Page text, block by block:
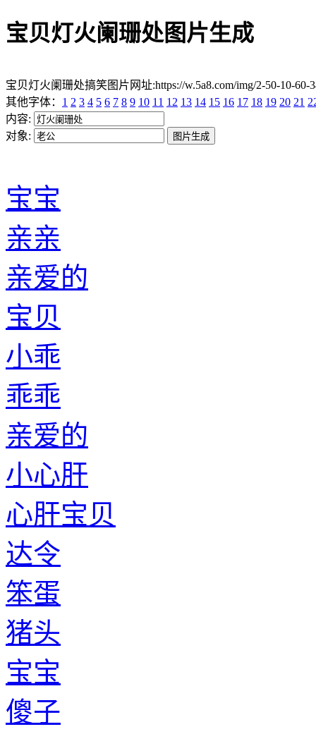
宝贝灯火阑珊处图片生成
宝贝灯火阑珊处搞笑图片网址:https://w.5a8.com/img/2-50-10-
其他字体： 1 2 3 4 5 6 7 8 9 10 11 12 13 14 15 16 17 18 19 20 21
内容:
对象:
宝宝
亲亲
亲爱的
宝贝
小乖
乖乖
亲爱的
小心肝
心肝宝贝
达令
笨蛋
猪头
宝宝
傻子